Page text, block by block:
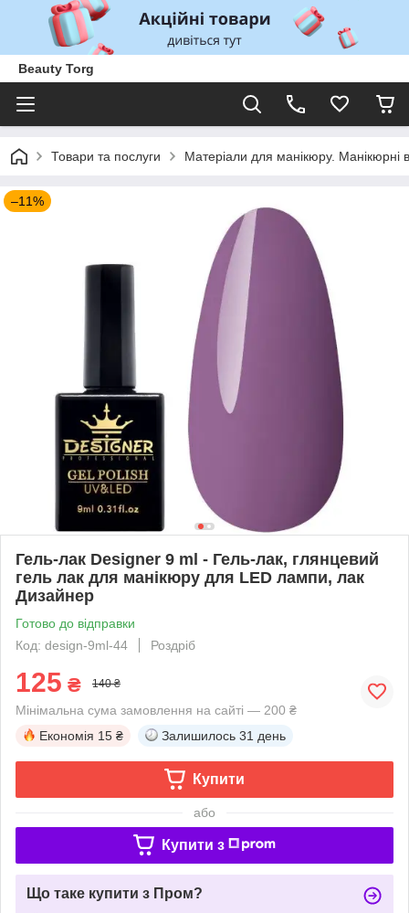
Beauty Torg
Товари та послуги Матеріали для манікюру. Манікюрні
–11%
Гель-лак Designer 9 ml - Гель-лак, глянцевий
гель лак для манікюру для LED лампи, лак
Дизайнер
Готово до відправки
Код: design-9ml-44
Роздріб
125 ₴ 140 ₴
Мінімальна сума замовлення на сайті — 200 ₴
Економія 15 ₴ Залишилось 31 день
Купити
або
Купити з
Що таке купити з Пром?